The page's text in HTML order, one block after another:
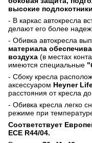
высокие
- В каркас автокресла
делают его более
- Обивка автокресла
материала
воздуха (в местах
имеются специальные
- Сбоку кресла
аксессуаром Heyner
расстояния от кресла
- Обивка кресла легко
режиме при
Соответствует
ECE R44/04.